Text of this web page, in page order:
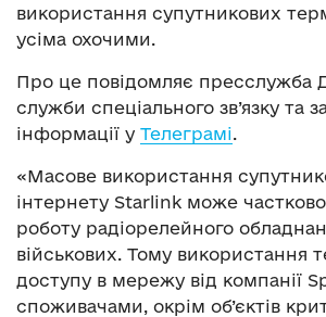
використання супутникових
усіма охочими.
Про це повідомляє пресслужба
служби спеціального зв’язку та
інформації у Телеграмі.
«Масове використання
інтернету Starlink може
роботу радіорелейного
військових. Тому використання
доступу в мережу від компанії
споживачами, окрім об’єктів